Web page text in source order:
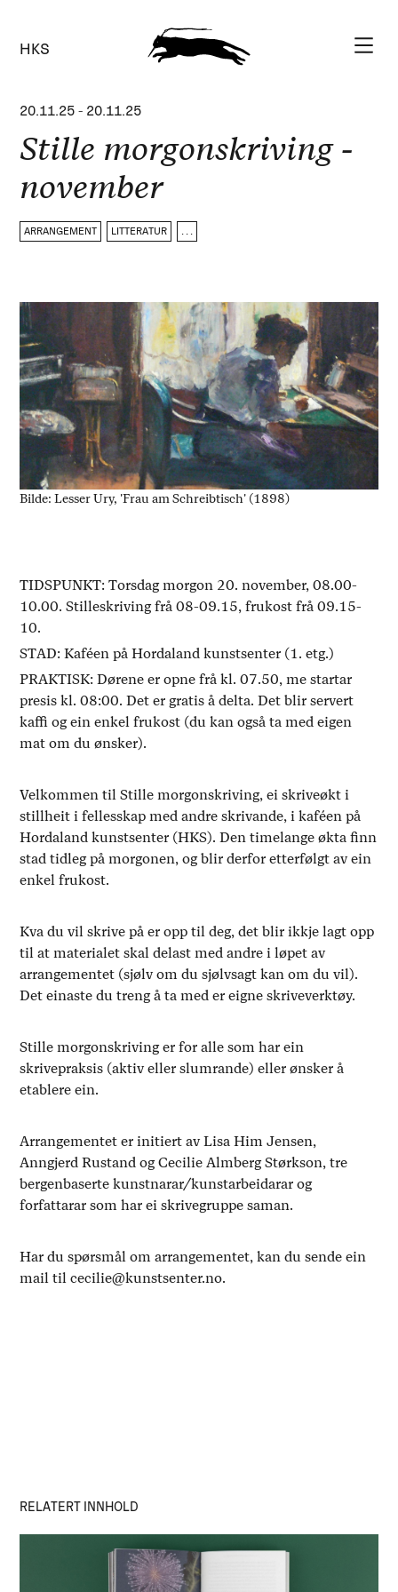
HKS
20.11.25 - 20.11.25
Stille morgonskriving -
november
ARRANGEMENT LITTERATUR . . .
Bilde: Lesser Ury, 'Frau am Schreibtisch' (1898)
TIDSPUNKT: Torsdag morgon 20. november, 08.00-
10.00. Stilleskriving frå 08-09.15, frukost frå 09.15-
10.
STAD: Kaféen på Hordaland kunstsenter (1. etg.)
PRAKTISK: Dørene er opne frå kl. 07.50, me startar
presis kl. 08:00. Det er gratis å delta. Det blir servert
kaffi og ein enkel frukost (du kan også ta med eigen
mat om du ønsker).
Velkommen til Stille morgonskriving, ei skriveøkt i
stillheit i fellesskap med andre skrivande, i kaféen på
Hordaland kunstsenter (HKS). Den timelange økta finn
stad tidleg på morgonen, og blir derfor etterfølgt av ein
enkel frukost.
Kva du vil skrive på er opp til deg, det blir ikkje lagt opp
til at materialet skal delast med andre i løpet av
arrangementet (sjølv om du sjølvsagt kan om du vil).
Det einaste du treng å ta med er eigne skriveverktøy.
Stille morgonskriving er for alle som har ein
skrivepraksis (aktiv eller slumrande) eller ønsker å
etablere ein.
Arrangementet er initiert av Lisa Him Jensen,
Anngjerd Rustand og Cecilie Almberg Størkson, tre
bergenbaserte kunstnarar/kunstarbeidarar og
forfattarar som har ei skrivegruppe saman.
Har du spørsmål om arrangementet, kan du sende ein
mail til cecilie@kunstsenter.no.
RELATERT INNHOLD